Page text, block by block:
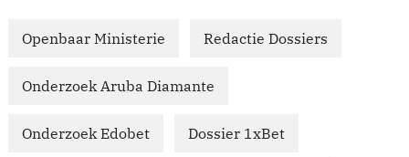
Openbaar Ministerie Redactie Dossiers
Onderzoek Aruba Diamante
Onderzoek Edobet Dossier 1xBet